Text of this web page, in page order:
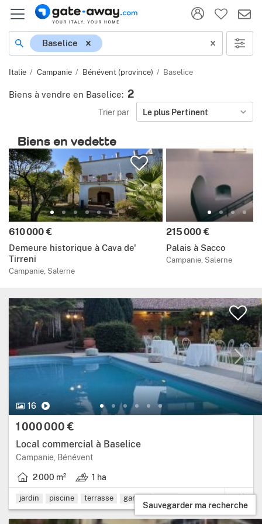
Localisation
Baselice
Italie Campanie Bénévent (province) Baselice
Biens à vendre en Baselice: 2
Trier par Le plus Pertinent
Biens en vedette
Prix:
610 000 €
Demeure historique à Cava de'
Tirreni
Campanie, Salerne
Prix:
215 000 €
Palais à Sacco
Campanie, Salerne
16
16 Photos.Vidéo
Prix:
1 000 000 €
Local commercial à Baselice
Campanie, BénéventRégion: Campanie, province: Bénévent.
2 000 m²
Surface habitable: 2 000 mètres carrés.
1 ha
Terrain: 1 ha.
jardin piscine terrasse garage
Sauvegarder ma recherche